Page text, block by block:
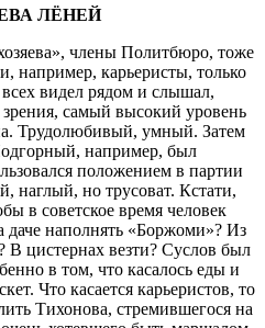
ЛЁНЕЙ
члены Политбюро, тоже
например, карьеристы, только
видел рядом и слышал,
самый высокий уровень
Трудолюбивый, умный. Затем
например, был
положением в партии
наглый, но трусоват. Кстати,
в советское время человек
даче наполнять «Боржоми»? Из
В цистернах везти? Суслов был
в том, что касалось еды и
Что касается карьеристов, то
Тихонова, стремившегося на